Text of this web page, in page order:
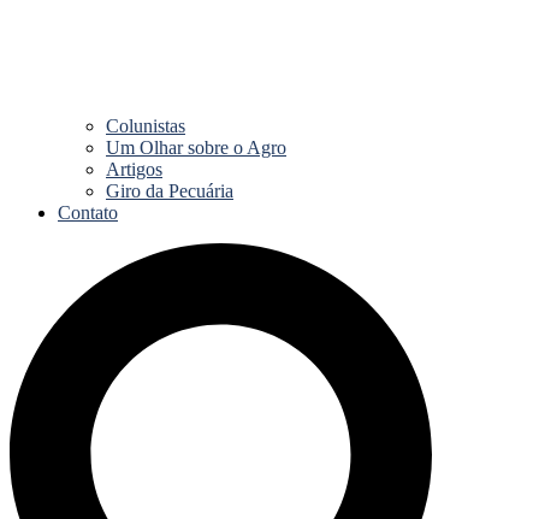
Colunistas
Um Olhar sobre o Agro
Artigos
Giro da Pecuária
Contato